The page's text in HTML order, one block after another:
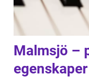
Malmsjö –
egenskaper